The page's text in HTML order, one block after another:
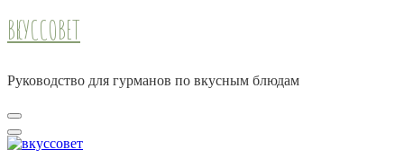
ВКУССОВЕТ
Руководство для гурманов по вкусным блюдам